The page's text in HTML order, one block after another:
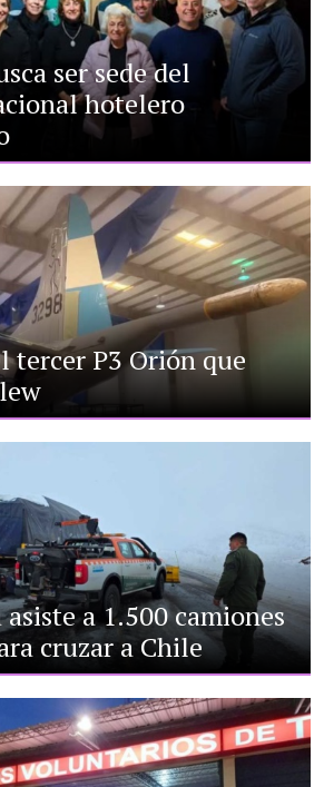
ser sede del
hotelero
tercer P3 Orión que
a 1.500 camiones
cruzar a Chile